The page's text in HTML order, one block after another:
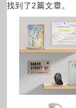
藝士匹靈
所有主題
找到了2篇文章。